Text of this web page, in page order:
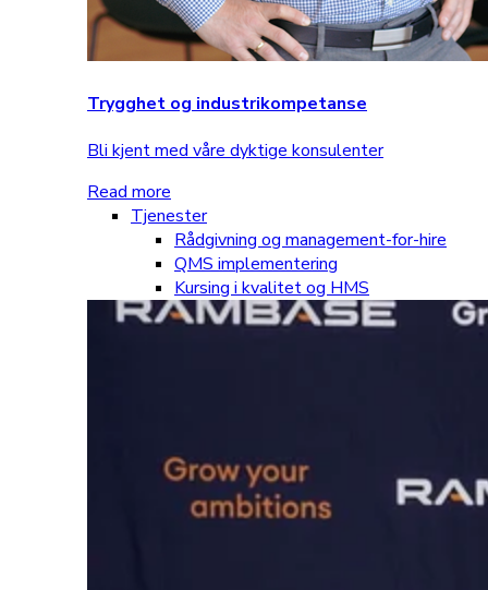
Trygghet og industrikompetanse
Bli kjent med våre dyktige konsulenter
Read more
Tjenester
Rådgivning og management-for-hire
QMS implementering
Kursing i kvalitet og HMS